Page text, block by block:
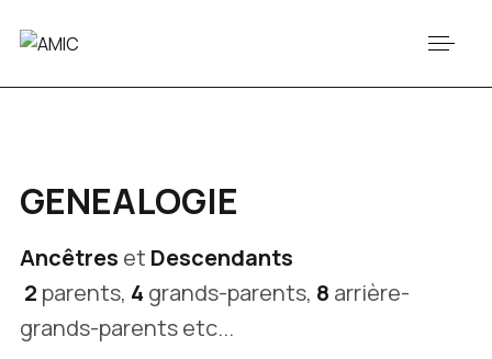
GENEALOGIE
Ancêtres et Descendants
2 parents, 4 grands-parents, 8 arrière-
grands-parents etc...